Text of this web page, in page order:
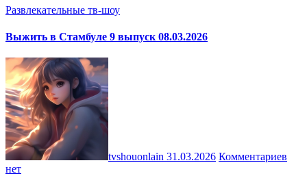
Развлекательные тв-шоу
Выжить в Стамбуле 9 выпуск 08.03.2026
tvshouonlain 31.03.2026 Комментариев
нет